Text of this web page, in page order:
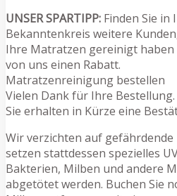
UNSER SPARTIPP: Finden Sie
Bekanntenkreis weitere
Ihre Matratzen gereinigt haben
von uns einen Rabatt.
Matratzenreinigung bestellen
Vielen Dank für Ihre Bestellung.
Sie erhalten in Kürze eine
Wir verzichten auf
setzen stattdessen spezielles
Bakterien, Milben und andere
abgetötet werden. Buchen Sie